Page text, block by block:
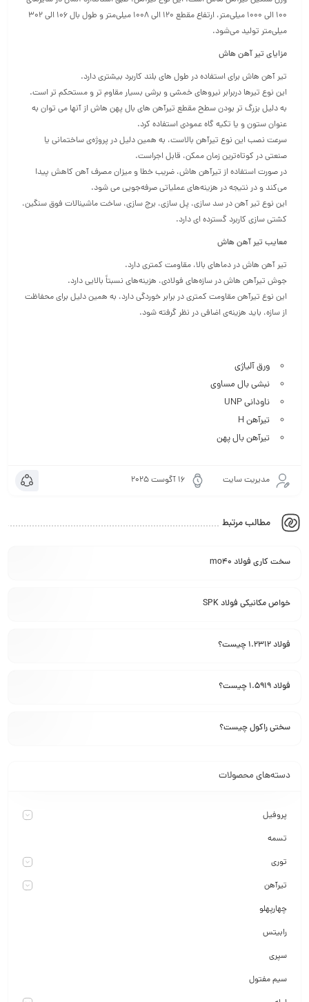
۱۰۰ الی ۱۰۰۰ میلی‌متر، ارتفاع مقطع ۱۲۰ الی ۱۰۰۸ میلی‌متر و طول بال ۱۰۶ الی ۳۰۲
میلی‌متر تولید می‌شود.
مزایای تیر آهن هاش
تیر آهن هاش برای استفاده در طول های بلند کاربرد بیشتری دارد.
این نوع تیرها دربرابر نیروهای خمشی و برشی بسیار مقاوم تر و مستحکم تر است.
به دلیل بزرگ تر بودن سطح مقطع تیرآهن های بال پهن هاش از آنها می توان به
عنوان ستون و یا تکیه گاه عمودی استفاده کرد.
سرعت نصب این نوع تیرآهن بالاست، به همین دلیل در پروژه‌ی ساختمانی یا
صنعتی در کوتاه‌ترین زمان ممکن، قابل اجراست.
در صورت استفاده از تیرآهن هاش، ضریب خطا و میزان مصرف آهن کاهش پیدا
می‌کند و در نتیجه در هزینه‌های عملیاتی صرفه‌جویی می شود.
این نوع تیر آهن در سد سازی، پل سازی، برج سازی، ساخت ماشینالات فوق سنگین،
کشتی سازی کاربرد گسترده ای دارد.
معایب تیر آهن هاش
تیر آهن هاش در دماهای بالا، مقاومت کمتری دارد.
جوش تیرآهن هاش در سازه‌های فولادی، هزینه‌های نسبتاً بالایی دارد.
این نوع تیرآهن مقاومت کمتری در برابر خوردگی دارد، به همین دلیل برای محفاظت
از سازه‌، باید هزینه‌ی اضافی در نظر گرفته شود.
ورق آلیاژی
نبشی بال مساوی
ناودانی UNP
تیرآهن H
تیرآهن بال پهن
مدیریت سایت 16 آگوست 2025
مطالب مرتبط
سخت کاری فولاد mo40
خواص مکانیکی فولاد SPK
فولاد 1.2312 چیست؟
فولاد 1.5919 چیست؟
سختی راکول چیست؟
دسته‌های محصولات
پروفیل
تسمه
توری
تیرآهن
چهارپهلو
رابیتس
سپری
سیم مفتول